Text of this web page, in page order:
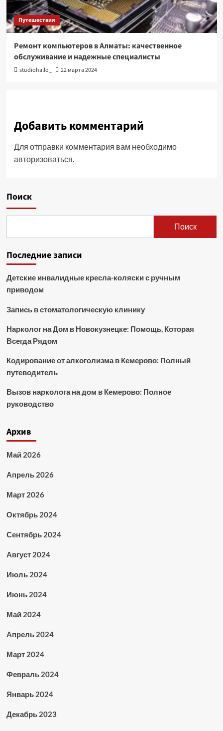
Путешествия
Ремонт компьютеров в Алматы: качественное
обслуживание и надежные специалисты
studiohallo_ 22 марта 2024
Добавить комментарий
Для отправки комментария вам необходимо
авторизоваться.
Поиск
Поиск
Последние записи
Детские инвалидные кресла-коляски с ручным
приводом
Запись в стоматологическую клинику
Нарколог на Дом в Новокузнецке: Помощь, Которая
Всегда Рядом
Кодирование от алкоголизма в Кемерово: Полный
путеводитель
Вызов нарколога на дом в Кемерово: Полное
руководство
Архив
Май 2026
Апрель 2026
Март 2026
Октябрь 2024
Сентябрь 2024
Август 2024
Июль 2024
Июнь 2024
Май 2024
Апрель 2024
Март 2024
Февраль 2024
Январь 2024
Декабрь 2023